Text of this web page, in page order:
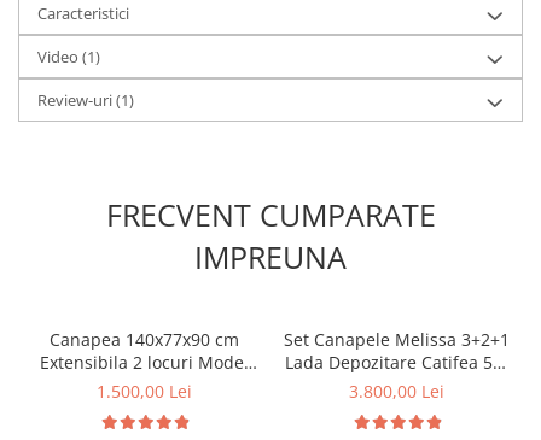
Caracteristici
Video (1)
Review-uri(1)
FRECVENT CUMPARATE
IMPREUNA
Canapea 140x77x90 cm
Extensibila 2 locuri Model
One Tapiterie Catifea Gri
1.500,00 Lei
Set Canapele Melissa 3+2+1
Lada Depozitare Catifea 51-
103 Gri
3.800,00 Lei